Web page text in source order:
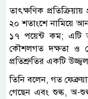
তাৎক্ষণিক
২০ শতাংশে নামিয়ে
১৭ পয়েন্ট কম; এটি
কৌশলগত দক্ষতা ও
প্রতিশ্রুতির একটি
তিনি বলেন, গত
গেছেন এবং শুল্ক, অ-